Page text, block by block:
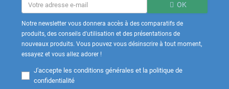
OK
Notre newsletter vous donnera accès à des comparatifs de
produits, des conseils d'utilisation et des présentations de
nouveaux produits. Vous pouvez vous désinscrire à tout moment,
essayez et vous allez adorer !
J'accepte les conditions générales et la politique de
confidentialité